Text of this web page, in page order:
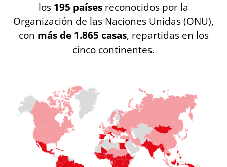
los 195 países reconocidos por la
Organización de las Naciones Unidas (ONU),
con más de 1.865 casas, repartidas en los
cinco continentes.